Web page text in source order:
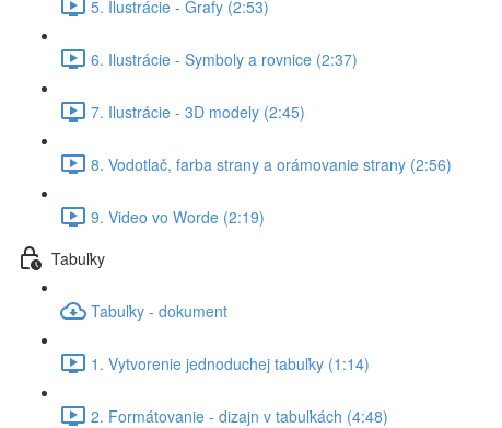
5. Ilustrácie - Grafy (2:53)
6. Ilustrácie - Symboly a rovnice (2:37)
7. Ilustrácie - 3D modely (2:45)
8. Vodotlač, farba strany a orámovanie strany (2:56)
9. Video vo Worde (2:19)
Tabuľky
Tabuľky - dokument
1. Vytvorenie jednoduchej tabuľky (1:14)
2. Formátovanie - dizajn v tabuľkách (4:48)